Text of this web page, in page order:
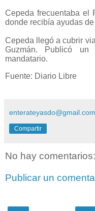
Cepeda frecuentaba el
donde recibía ayudas
Cepeda llegó a cubrir
Guzmán. Publicó
mandatario.
Fuente: Diario Libre
enterateyasdo@gmail.com
Compartir
No hay comentarios:
Publicar un